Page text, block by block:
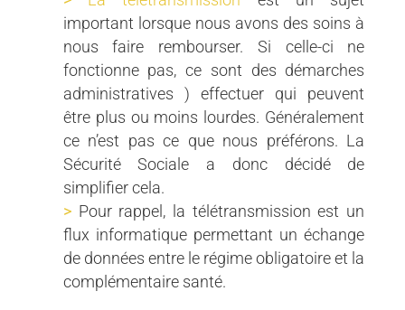
important lorsque nous avons des soins à
nous faire rembourser. Si celle-ci ne
fonctionne pas, ce sont des démarches
administratives ) effectuer qui peuvent
être plus ou moins lourdes. Généralement
ce n’est pas ce que nous préférons. La
Sécurité Sociale a donc décidé de
simplifier cela.
Pour rappel, la télétransmission est un
flux informatique permettant un échange
de données entre le régime obligatoire et la
complémentaire santé.